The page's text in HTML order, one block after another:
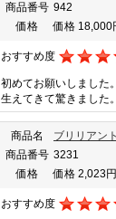
商品番号 942
価格
価格 18,000
おすすめ度
初めてお願いしました
生えてきて驚きました
商品名
ブリリアン
商品番号 3231
価格
価格 2,023円
おすすめ度